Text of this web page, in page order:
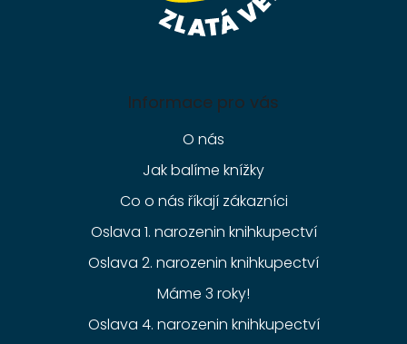
Informace pro vás
O nás
Jak balíme knížky
Co o nás říkají zákazníci
Oslava 1. narozenin knihkupectví
Oslava 2. narozenin knihkupectví
Máme 3 roky!
Oslava 4. narozenin knihkupectví